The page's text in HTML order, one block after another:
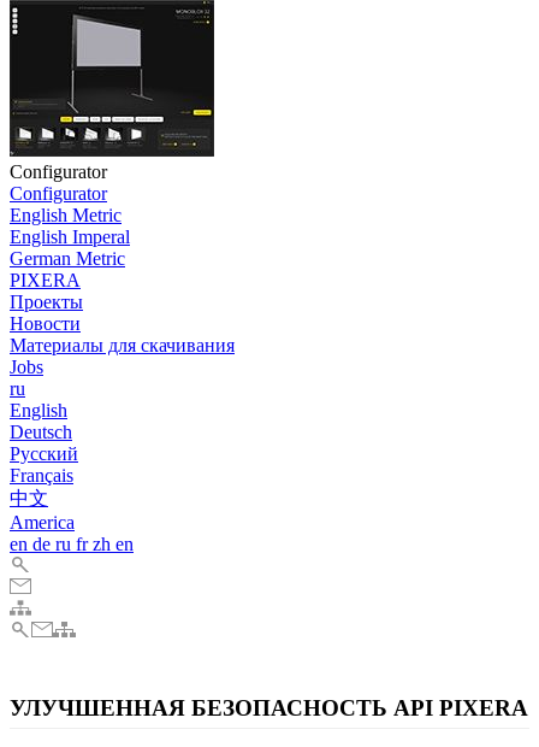
Configurator
Configurator
English Metric
English Imperal
German Metric
PIXERA
Проекты
Новости
Материалы для скачивания
Jobs
ru
English
Deutsch
Pусский
Français
中文
America
en de ru frzh en
УЛУЧШЕННАЯ БЕЗОПАСНОСТЬ API PIXERA